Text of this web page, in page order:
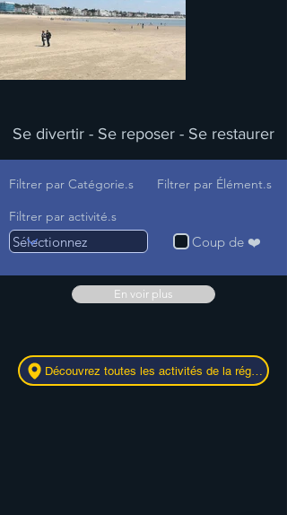
Se divertir - Se reposer - Se restaurer
Filtrer par Catégorie.s
Filtrer par Élément.s
Filtrer par activité.s
Coup de ❤️
En voir plus
Découvrez toutes les activités de la région